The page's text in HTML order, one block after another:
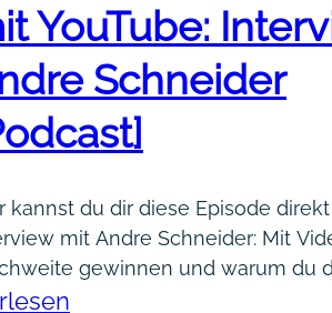
YouTube:
Schneider
kannst du dir diese Episode
mit Andre Schneider: Mit
gewinnen und warum du
anschauen solltest. Wie du